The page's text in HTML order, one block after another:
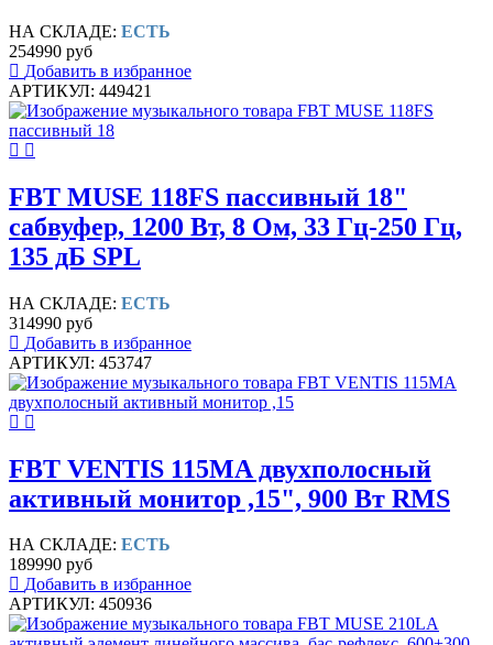
НА СКЛАДЕ: ЕСТЬ
254990 руб
Добавить в избранное
АРТИКУЛ: 449421
FBT MUSE 118FS пассивный 18"
сабвуфер, 1200 Вт, 8 Ом, 33 Гц-250 Гц,
135 дБ SPL
НА СКЛАДЕ: ЕСТЬ
314990 руб
Добавить в избранное
АРТИКУЛ: 453747
FBT VENTIS 115MA двухполосный
активный монитор ,15", 900 Вт RMS
НА СКЛАДЕ: ЕСТЬ
189990 руб
Добавить в избранное
АРТИКУЛ: 450936